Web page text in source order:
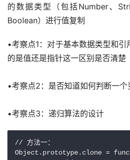
的数据类型（包括Number、
Boolean）进行值复制
•考察点1：对于基本数据类型和
的是值还是指针这一区别是否清楚
•考察点2：是否知道如何判断一
•考察点3：递归算法的设计
// 方法一：
Object.prototype.clone =